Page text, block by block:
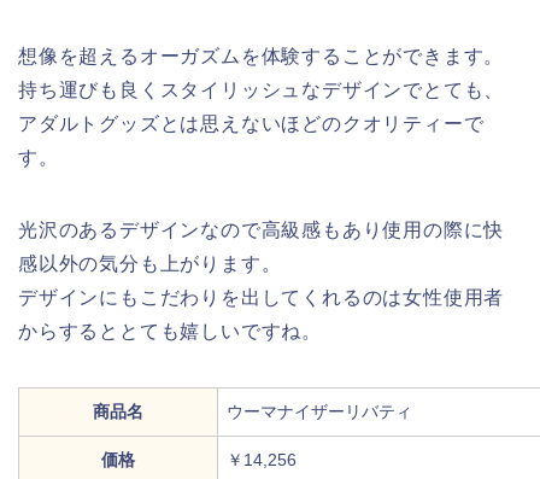
想像を超えるオーガズムを体験することができます。
持ち運びも良くスタイリッシュなデザインでとても、
アダルトグッズとは思えないほどのクオリティーで
す。
光沢のあるデザインなので高級感もあり使用の際に快
感以外の気分も上がります。
デザインにもこだわりを出してくれるのは女性使用者
からするととても嬉しいですね。
商品名 ウーマナイザーリバティ
価格 ￥14,256